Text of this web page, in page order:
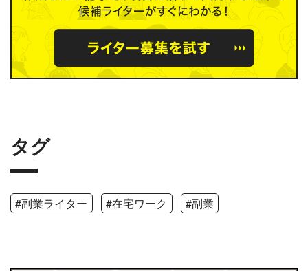
タグ
#副業ライター #在宅ワーク #副業